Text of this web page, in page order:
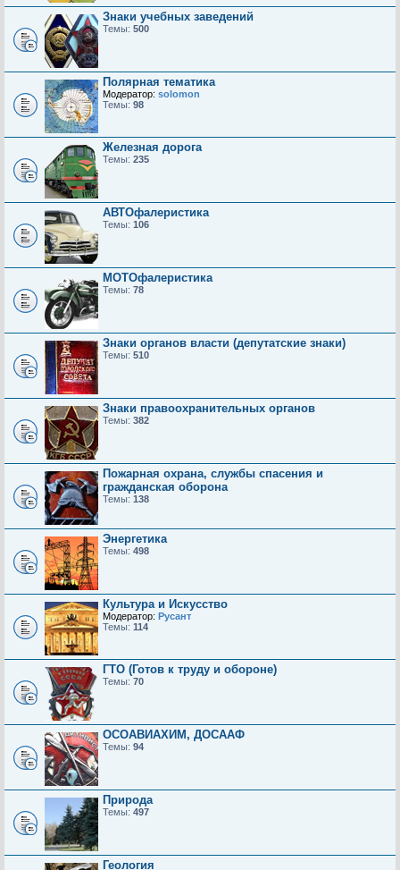
Знаки учебных заведений
Темы: 500
Полярная тематика
Модератор: solomon
Темы: 98
Железная дорога
Темы: 235
АВТОфалеристика
Темы: 106
МОТОфалеристика
Темы: 78
Знаки органов власти (депутатские знаки)
Темы: 510
Знаки правоохранительных органов
Темы: 382
Пожарная охрана, службы спасения и
гражданская оборона
Темы: 138
Энергетика
Темы: 498
Культура и Искусство
Модератор: Русант
Темы: 114
ГТО (Готов к труду и обороне)
Темы: 70
ОСОАВИАХИМ, ДОСААФ
Темы: 94
Природа
Темы: 497
Геология